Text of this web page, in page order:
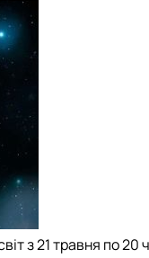
з 21 травня по 20